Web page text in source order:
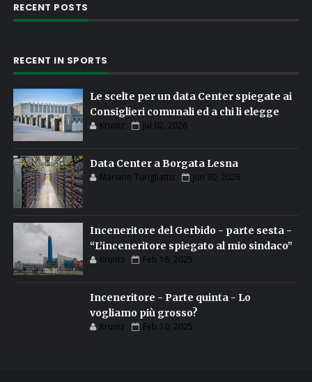
RECENT POSTS
RECENT IN SPORTS
Le scelte per un data Center spiegate ai
Consiglieri comunali ed a chi li elegge
Kruntz Jul 02, 2026
Data Center a Borgata Lesna
Mariano Turigliatto Jun 30, 2026
Inceneritore del Gerbido - parte sesta -
“L’inceneritore spiegato al mio sindaco”
Kruntz Feb 16, 2025
Inceneritore - Parte quinta - Lo
vogliamo più grosso?
Kruntz Feb 10, 2025